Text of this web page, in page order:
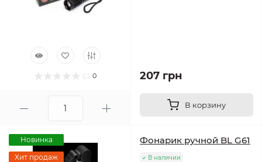
0 207 грн
В корзину
Новинка
Хит продаж
Фонарик ручной BL G61
В наличии